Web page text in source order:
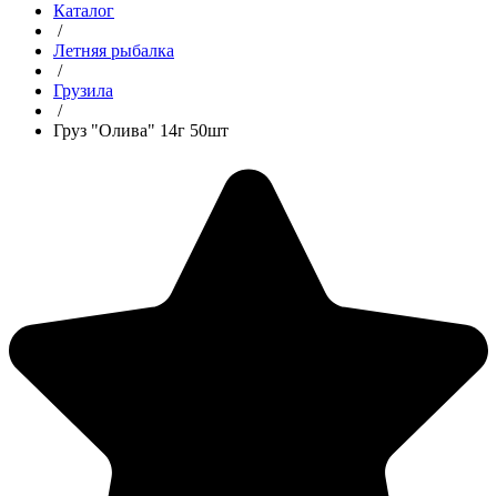
Каталог
/
Летняя рыбалка
/
Грузила
/
Груз "Олива" 14г 50шт